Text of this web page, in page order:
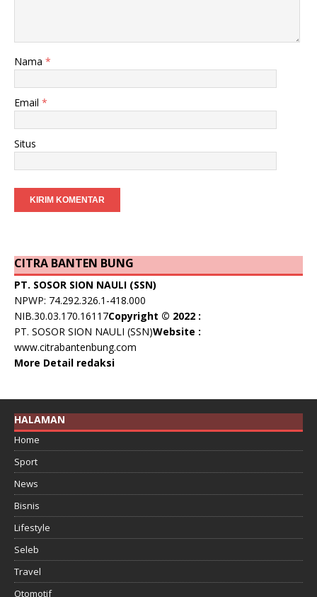
Nama *
Email *
Situs
CITRA BANTEN BUNG
PT. SOSOR SION NAULI (SSN)
NPWP: 74.292.326.1-418.000
NIB.30.03.170.16117Copyright © 2022 :
PT. SOSOR SION NAULI (SSN)Website :
www.citrabantenbung.com
More Detail redaksi
HALAMAN
Home
Sport
News
Bisnis
Lifestyle
Seleb
Travel
Otomotif